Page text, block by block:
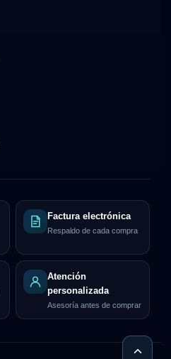
Factura electrónica
Respaldo de cada compra
Atención
personalizada
Asesoría antes de comprar